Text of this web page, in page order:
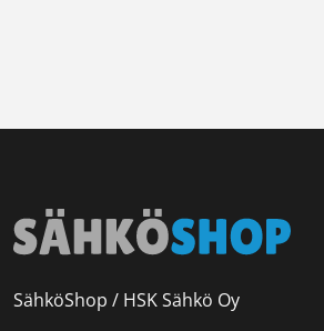
SähköShop / HSK Sähkö Oy